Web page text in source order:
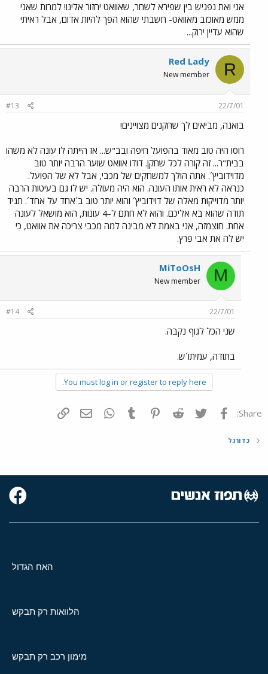
אני ואת נפגיש בין שפירא לשחר, שאוואט יחזור אלינו! למרות שאני
ממש מאוכזב מאוואט- חשבתי שהוא הפך להיות אדום, אבל ראיתי
שהוא עדיין ירוק...
R
Red Lady
New member
22/7/01
#13
בואנה, מביאים לך שחקנים מצויינים!
רוסו היה טוב מאוד בהפועל חיפה ובב"ש... אז הייתה לו עונה לא משהו
בבית"ר... זה קורה לכל שחקן. דודו אוואט שוער הרבה יותר טוב
מדוידוביץ´. אתה הולך למשחקים של מכבי, אבל לא של הפועל.
כנראה לא ראית אותו העונה. הוא היה מעולה. יש לו גם בעיטות הרבה
יותר מדוייקות מאלה של דוידוביץ´ והוא יותר טוב ב´אחד על אחד´. תגיד
תודה שהוא בא אליכם. והוא לא חתם ל-4 עונות, הוא מושאל לעונה
אחת. חוצמזה, אני באמת לא מבינה למה מכבי צריכה את אוואט, כי
יש לה את אבי פרץ.
M
MiToOsH
New member
22/7/01
#14
שני הכל לגוף נקבה.
בתודה, עמיתו´ש.
You must log in or register to reply here.
Share: פייסבוק Twitter
Reddit
Pinterest
Tumblr
WhatsAppדואר אלקטרוני
כדורגל
האח הגדול
הלוואות רק תבקש
מימון רכב רק תבקש